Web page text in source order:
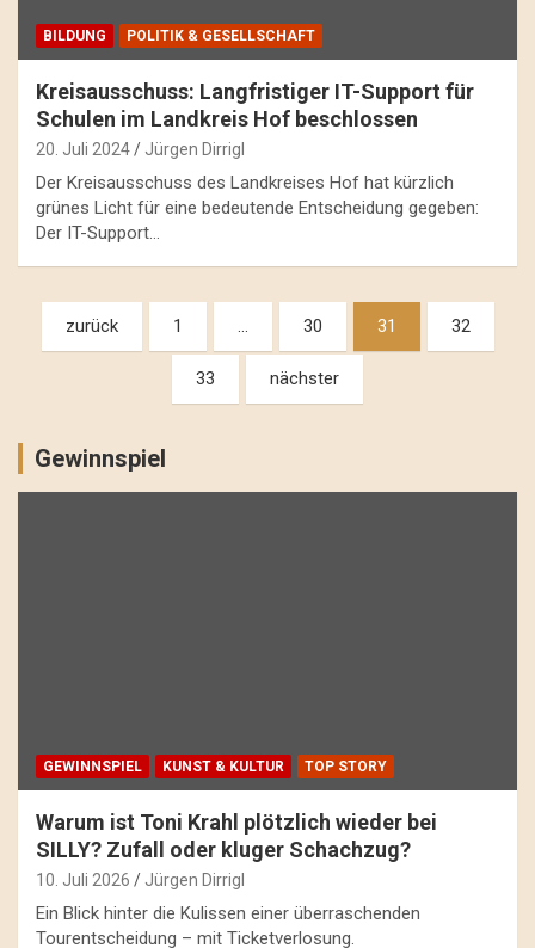
BILDUNG POLITIK & GESELLSCHAFT
Kreisausschuss: Langfristiger IT-Support für
Schulen im Landkreis Hof beschlossen
20. Juli 2024 Jürgen Dirrigl
Der Kreisausschuss des Landkreises Hof hat kürzlich
grünes Licht für eine bedeutende Entscheidung gegeben:
Der IT-Support…
Beitragsnavigation
zurück 1 … 30 31 32
33 nächster
Gewinnspiel
GEWINNSPIEL KUNST & KULTUR TOP STORY
Warum ist Toni Krahl plötzlich wieder bei
SILLY? Zufall oder kluger Schachzug?
10. Juli 2026 Jürgen Dirrigl
Ein Blick hinter die Kulissen einer überraschenden
Tourentscheidung – mit Ticketverlosung.